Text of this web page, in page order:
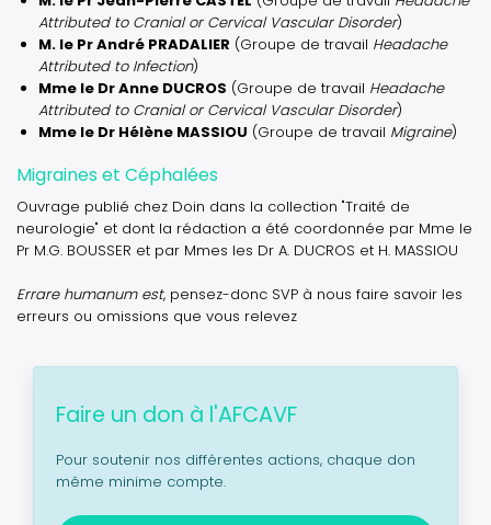
Attributed to Cranial or Cervical Vascular Disorder)
M. le Pr André PRADALIER (Groupe de travail Headache
Attributed to Infection)
Mme le Dr Anne DUCROS (Groupe de travail Headache
Attributed to Cranial or Cervical Vascular Disorder)
Mme le Dr Hélène MASSIOU (Groupe de travail Migraine)
Migraines et Céphalées
Ouvrage publié chez Doin dans la collection "Traité de
neurologie" et dont la rédaction a été coordonnée par Mme le
Pr M.G. BOUSSER et par Mmes les Dr A. DUCROS et H. MASSIOU
Errare humanum est, pensez-donc SVP à nous faire savoir les
erreurs ou omissions que vous relevez
Faire un don à l'AFCAVF
Pour soutenir nos différentes actions, chaque don
même minime compte.